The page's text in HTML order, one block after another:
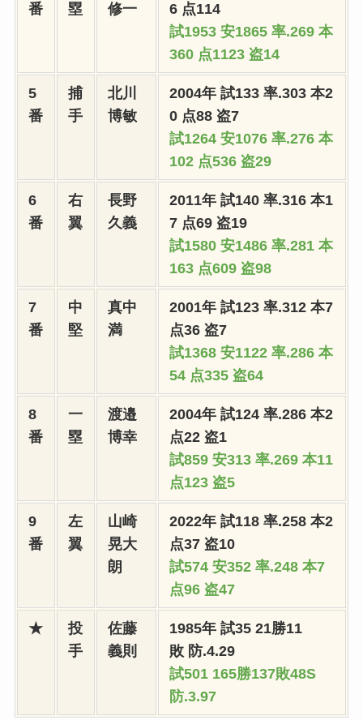
番
塁
修一
6 点114
試1953 安1865 率.269 本
360 点1123 盗14
5
番
捕
手
北川
博敏
2004年 試133 率.303 本2
0 点88 盗7
試1264 安1076 率.276 本
102 点536 盗29
6
番
右
翼
長野
久義
2011年 試140 率.316 本1
7 点69 盗19
試1580 安1486 率.281 本
163 点609 盗98
7
番
中
堅
真中
満
2001年 試123 率.312 本7
点36 盗7
試1368 安1122 率.286 本
54 点335 盗64
8
番
一
塁
渡邉
博幸
2004年 試124 率.286 本2
点22 盗1
試859 安313 率.269 本11
点123 盗5
9
番
左
翼
山崎
晃大
朗
2022年 試118 率.258 本2
点37 盗10
試574 安352 率.248 本7
点96 盗47
★
投
手
佐藤
義則
1985年試35 21勝11
敗 防.4.29
試501 165勝137敗48S
防.3.97